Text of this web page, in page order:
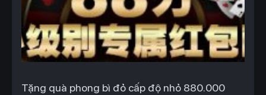
Tặng quà phong bì đỏ cấp độ nhỏ 880.000